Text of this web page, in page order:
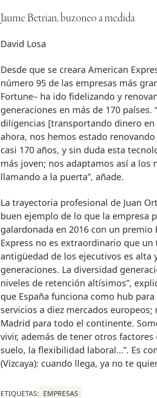
Jaume Betrian, buzoneo a medida
David Losa
Desde que se creara American
número 95 de las empresas más
Fortune– ha ido fidelizando y
generaciones en más de 170 países.
diligencias [transportando dinero
ahora, nos hemos estado
casi 170 años, y sin duda esta
más joven; nos adaptamos así a los
llamando a la puerta”, añade.
La trayectoria profesional de Juan
buen ejemplo de lo que la empresa
galardonada en 2016 con un premio
Express no es extraordinario que
antigüedad de los ejecutivos es alta
generaciones. La diversidad
niveles de retención altísimos”,
que España funciona como hub
servicios a diez mercados
Madrid para todo el continente.
vivir, además de tener otros
suelo, la flexibilidad laboral…”. Es
(Vizcaya): cuando llega, ya no te
ETIQUETAS: EMPRESAS